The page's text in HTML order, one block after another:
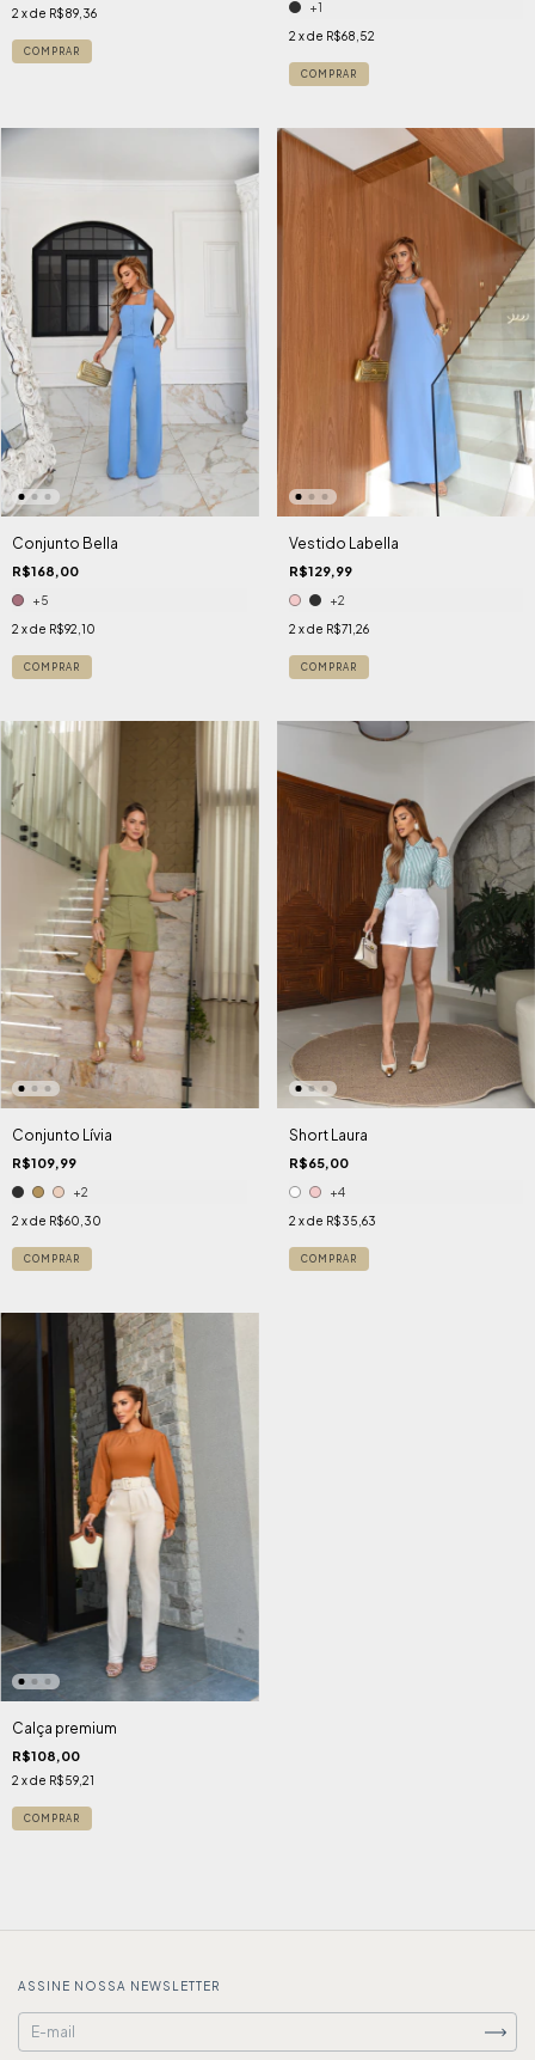
2 x de R$89,36
COMPRAR
+1
2 x de R$68,52
COMPRAR
Conjunto Bella
R$168,00
+5
2 x de R$92,10
COMPRAR
Vestido Labella
R$129,99
+2
2 x de R$71,26
COMPRAR
Conjunto Lívia
R$109,99
+2
2 x de R$60,30
COMPRAR
Short Laura
R$65,00
+4
2 x de R$35,63
COMPRAR
Calça premium
R$108,00
2 x de R$59,21
COMPRAR
ASSINE NOSSA NEWSLETTER